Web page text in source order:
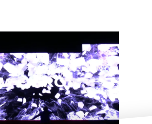
Haz que tu
mensaje
empresarial
destaque con